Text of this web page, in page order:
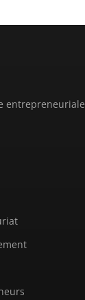
entrepreneuriale